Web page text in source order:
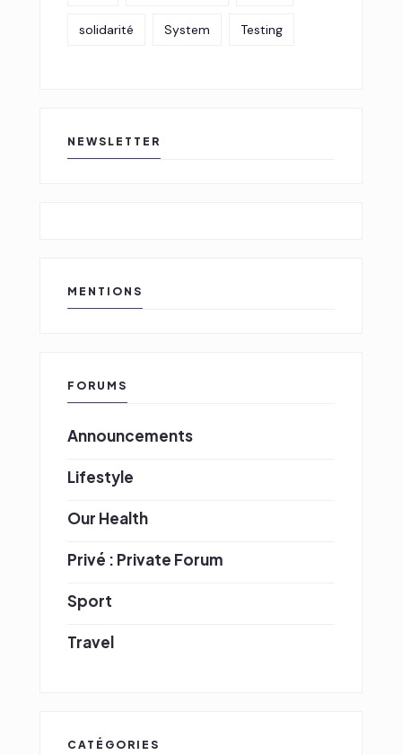
solidarité System Testing
NEWSLETTER
MENTIONS
FORUMS
Announcements
Lifestyle
Our Health
Privé : Private Forum
Sport
Travel
CATÉGORIES